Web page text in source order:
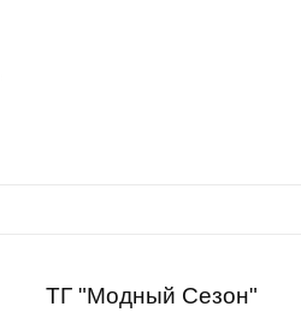
ТГ "Модный Сезон"